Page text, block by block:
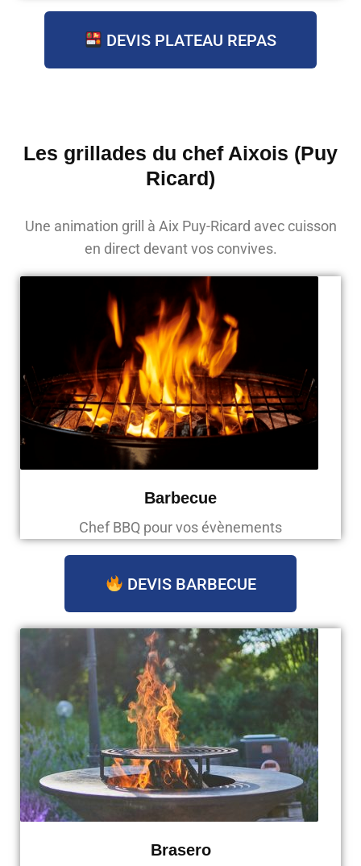
DEVIS PLATEAU REPAS
Les grillades du chef Aixois (Puy
Ricard)
Une animation grill à Aix Puy-Ricard avec cuisson
en direct devant vos convives.
Barbecue
Chef BBQ pour vos évènements
DEVIS BARBECUE
Brasero